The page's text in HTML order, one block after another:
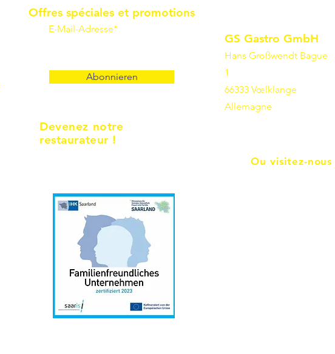
Offres spéciales et promotions
E-Mail-Adresse*
Abonnieren
Devenez notre
restaurateur !
GS Gastro GmbH
Hans Großwendt Bague
1
66333 Vœlklange
Allemagne
Ou visitez-